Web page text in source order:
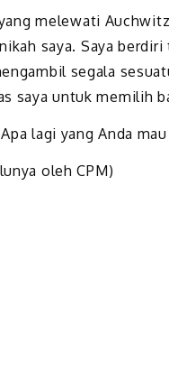
melewati
saya. Saya
segala
saya untuk memilih
lagi yang Anda
oleh CPM)